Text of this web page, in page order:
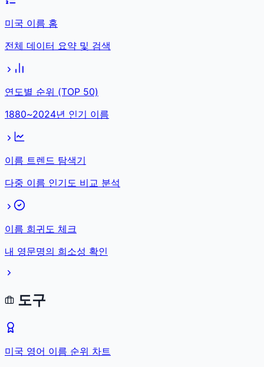
미국 이름 홈
전체 데이터 요약 및 검색
연도별 순위 (TOP 50)
1880~2024년 인기 이름
이름 트렌드 탐색기
다중 이름 인기도 비교 분석
이름 희귀도 체크
내 영문명의 희소성 확인
도구
미국 영어 이름 순위 차트